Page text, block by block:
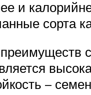
и
сорта
–